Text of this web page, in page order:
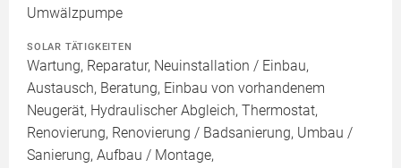
Umwälzpumpe
SOLAR TÄTIGKEITEN
Wartung, Reparatur, Neuinstallation / Einbau,
Austausch, Beratung, Einbau von vorhandenem
Neugerät, Hydraulischer Abgleich, Thermostat,
Renovierung, Renovierung / Badsanierung, Umbau /
Sanierung, Aufbau / Montage,